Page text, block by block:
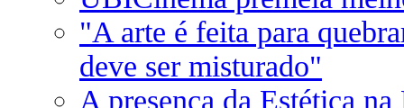
"A arte é feita para
deve ser misturado"
A presença da Estética